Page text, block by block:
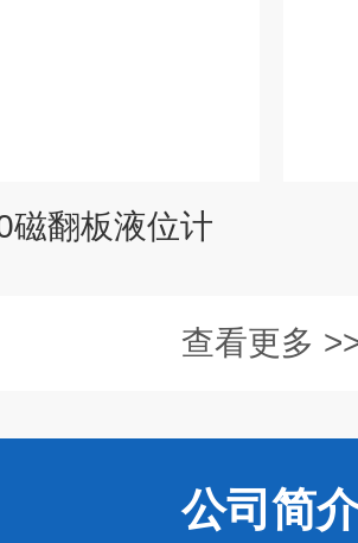
磁翻板液位计
查看更多
公司 简